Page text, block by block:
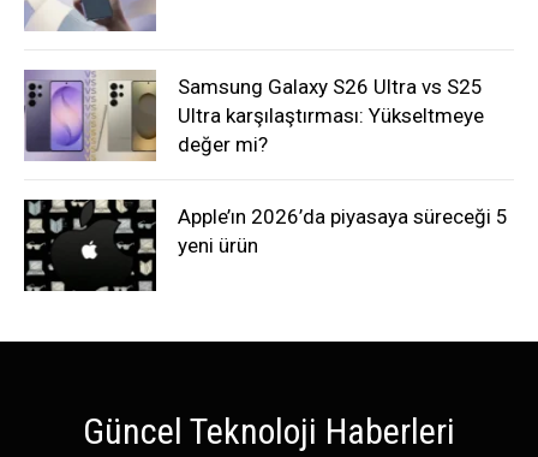
Samsung Galaxy S26 Ultra vs S25
Ultra karşılaştırması: Yükseltmeye
değer mi?
Apple’ın 2026’da piyasaya süreceği 5
yeni ürün
Güncel Teknoloji Haberleri